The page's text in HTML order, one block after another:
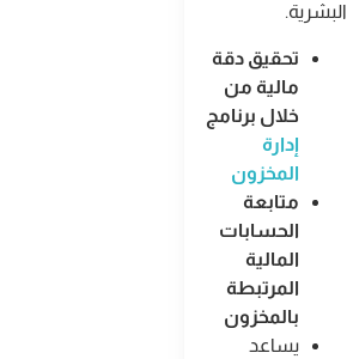
البشرية.
تحقيق دقة
مالية من
خلال برنامج
إدارة
المخزون
متابعة
الحسابات
المالية
المرتبطة
بالمخزون
يساعد